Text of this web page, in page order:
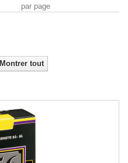
par page
Montrer tout